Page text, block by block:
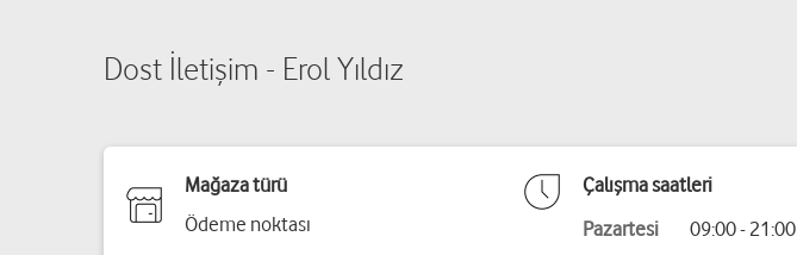
Dost İletişim - Erol Yıldız
Mağaza türü
Ödeme noktası
Çalışma saatleri
Pazartesi
09:00 - 21:00